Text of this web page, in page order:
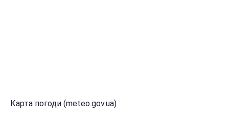
Карта погоди (meteo.gov.ua)